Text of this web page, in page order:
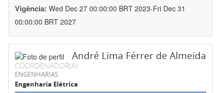
Vigência: Wed Dec 27 00:00:00 BRT 2023-Fri Dec 31
00:00:00 BRT 2027
André Lima Férrer de Almeida
COORDENADOR(A)
ENGENHARIAS
Engenharia Elétrica